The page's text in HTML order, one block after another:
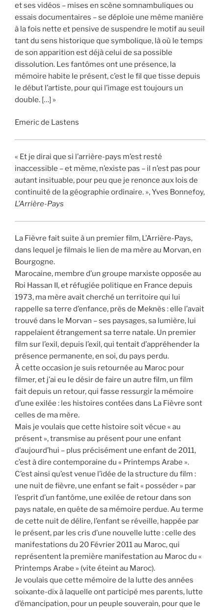
et ses vidéos – mises en scène somnambuliques ou
essais documentaires – se déploie une même manière
à la fois nette et pensive de suspendre le motif au seuil
tant du sens historique que symbolique, là où le temps
de son apparition est déjà celui de sa possible
dissolution. Les fantômes ont une présence, la
mémoire habite le présent, c’est le fil que tisse depuis
le début l’artiste, pour qui l’image est toujours un
double. […] »
Emeric de Lastens
« Et je dirai que si l’arrière-pays m’est resté
inaccessible – et même, n’existe pas – il n’est pas pour
autant insituable, pour peu que je renonce aux lois de
continuité de la géographie ordinaire. », Yves Bonnefoy,
L’Arrière-Pays
La Fièvre fait suite à un premier film, L’Arrière-Pays,
dans lequel je filmais le lien de ma mère au Morvan, en
Bourgogne.
Marocaine, membre d’un groupe marxiste opposée au
Roi Hassan II, et réfugiée politique en France depuis
1973, ma mère avait cherché un territoire qui lui
rappelle sa terre d’enfance, près de Meknès : elle l’avait
trouvé dans le Morvan – ses paysages, sa lumière, lui
rappelaient étrangement sa terre natale. Un premier
film sur l’exil, depuis l’exil, qui tentait d’appréhender la
présence permanente, en soi, du pays perdu.
À cette occasion je suis retournée au Maroc pour
filmer, et j’ai eu le désir de faire un autre film, un film
fait depuis un retour, qui fasse ressurgir la mémoire
d’une exilée : les histoires contées dans La Fièvre sont
celles de ma mère.
Mais je voulais que cette histoire soit vécue « au
présent », transmise au présent pour une enfant
d’aujourd’hui – plus précisément une enfant de 2011,
c’est à dire contemporaine du « Printemps Arabe ».
C’est ainsi qu’est venue l’idée de la structure du film :
une nuit de fièvre, une enfant se fait « posséder » par
l’esprit d’un fantôme, une exilée de retour dans son
pays natale, en quête de sa mémoire perdue. Au terme
de cette nuit de délire, l’enfant se réveille, happée par
le présent, par les cris d’une nouvelle lutte : celle des
manifestations du 20 Février 2011 au Maroc, qui
représentent la première manifestation au Maroc du «
Printemps Arabe » (vite éteint au Maroc).
Je voulais que cette mémoire de la lutte des années
soixante-dix à laquelle ont participé mes parents, lutte
d’émancipation, pour un peuple souverain, pour que le